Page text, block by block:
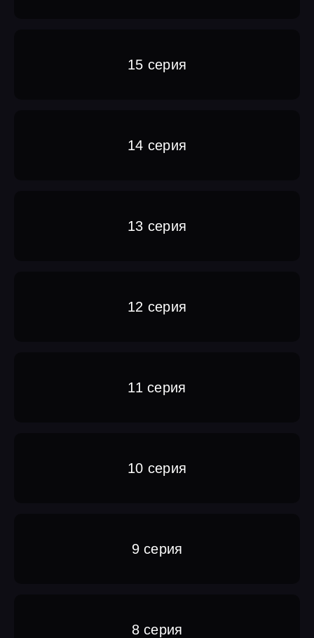
15 серия
14 серия
13 серия
12 серия
11 серия
10 серия
9 серия
8 серия